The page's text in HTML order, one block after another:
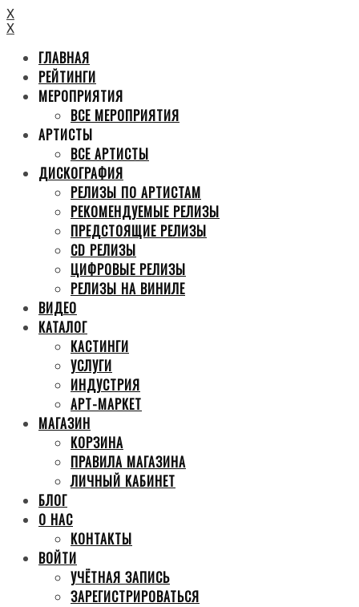
X
X
ГЛАВНАЯ
РЕЙТИНГИ
МЕРОПРИЯТИЯ
ВСЕ МЕРОПРИЯТИЯ
АРТИСТЫ
ВСЕ АРТИСТЫ
ДИСКОГРАФИЯ
РЕЛИЗЫ ПО АРТИСТАМ
РЕКОМЕНДУЕМЫЕ РЕЛИЗЫ
ПРЕДСТОЯЩИЕ РЕЛИЗЫ
CD РЕЛИЗЫ
ЦИФРОВЫЕ РЕЛИЗЫ
РЕЛИЗЫ НА ВИНИЛЕ
ВИДЕО
КАТАЛОГ
КАСТИНГИ
УСЛУГИ
ИНДУСТРИЯ
АРТ-МАРКЕТ
МАГАЗИН
КОРЗИНА
ПРАВИЛА МАГАЗИНА
ЛИЧНЫЙ КАБИНЕТ
БЛОГ
О НАС
КОНТАКТЫ
ВОЙТИ
УЧЁТНАЯ ЗАПИСЬ
ЗАРЕГИСТРИРОВАТЬСЯ